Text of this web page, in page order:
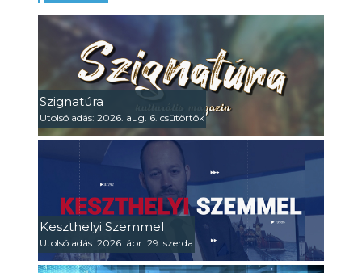
Szignatúra
Utolsó adás: 2026. aug. 6. csütörtök
Keszthelyi Szemmel
Utolsó adás: 2026. ápr. 29. szerda